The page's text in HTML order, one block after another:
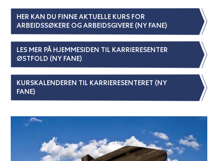
HER KAN DU FINNE AKTUELLE KURS FOR
ARBEIDSSØKERE OG ARBEIDSGIVERE (NY FANE)
LES MER PÅ HJEMMESIDEN TIL KARRIERESENTER
ØSTFOLD (NY FANE)
KURSKALENDEREN TIL KARRIERESENTERET (NY
FANE)